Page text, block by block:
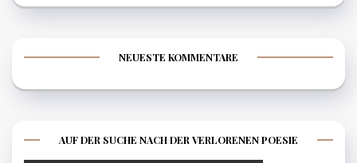
NEUESTE KOMMENTARE
AUF DER SUCHE NACH DER VERLORENEN POESIE